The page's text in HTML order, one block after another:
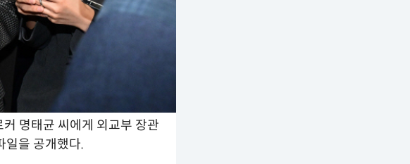
명태균 씨에게 외교부 장관
일을 공개했다.